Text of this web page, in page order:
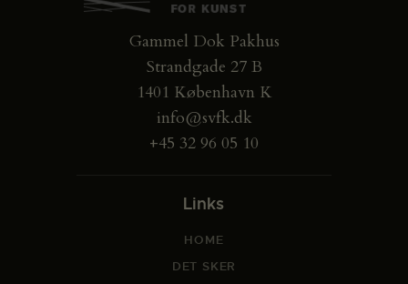
Gammel Dok Pakhus
Strandgade 27 B
1401 København K
info@svfk.dk
+45 32 96 05 10
Links
HOME
DET SKER